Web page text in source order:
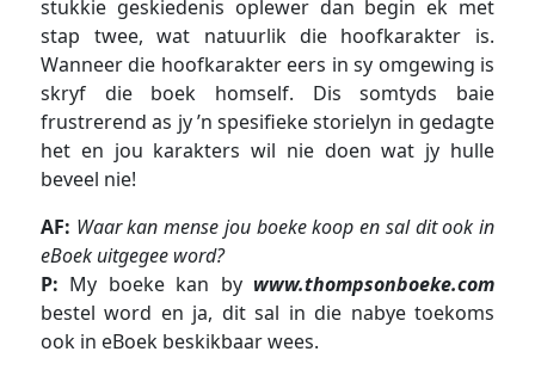
stukkie geskiedenis oplewer dan begin ek met
stap twee, wat natuurlik die hoofkarakter is.
Wanneer die hoofkarakter eers in sy omgewing is
skryf die boek homself. Dis somtyds baie
frustrerend as jy ’n spesifieke storielyn in gedagte
het en jou karakters wil nie doen wat jy hulle
beveel nie!
AF: Waar kan mense jou boeke koop en sal dit ook in
eBoek uitgegee word?
P: My boeke kan by www.thompsonboeke.com
bestel word en ja, dit sal in die nabye toekoms
ook in eBoek beskikbaar wees.